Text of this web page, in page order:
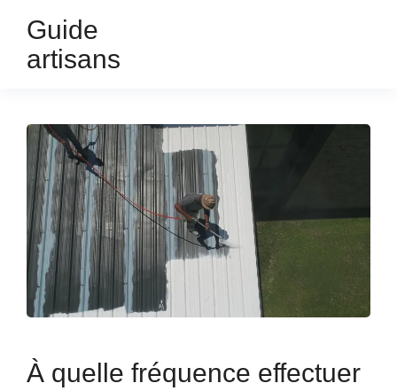
Guide
artisans
À quelle fréquence effectuer